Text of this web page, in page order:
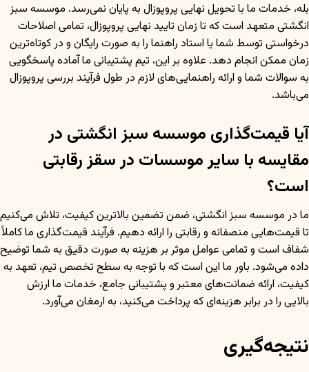
بله، خدمات ما با تحویل نهایی پروپوزال به پایان نمی‌رسد. موسسه سبز
انگشتی متعهد است که تا زمان تایید نهایی پروپوزال، تمامی اصلاحات
درخواستی توسط شما یا استاد راهنما را به صورت رایگان و در کوتاه‌ترین
زمان ممکن انجام دهد. علاوه بر این، تیم پشتیبانی ما آماده پاسخگویی
به سوالات شما و ارائه راهنمایی‌های لازم در طول فرآیند بررسی پروپوزال
می‌باشد.
آیا قیمت‌گذاری موسسه سبز انگشتی در
مقایسه با سایر موسسات در سقز رقابتی
است؟
ما در موسسه سبز انگشتی، ضمن تضمین بالاترین کیفیت، تلاش می‌کنیم
تا قیمت‌هایی منصفانه و رقابتی را ارائه دهیم. فرآیند قیمت‌گذاری ما کاملاً
شفاف است و تمامی عوامل موثر بر هزینه به صورت دقیق به شما توضیح
داده می‌شود. باور ما این است که با توجه به سطح تخصص تیم، تعهد به
کیفیت، ارائه ضمانت‌های معتبر و پشتیبانی جامع، خدمات ما ارزش
بالایی را در برابر هزینه‌ای که پرداخت می‌کنید، به ارمغان می‌آورد.
نتیجه‌گیری